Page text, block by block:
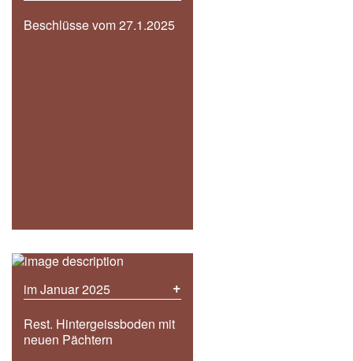
Beschlüsse vom 27.1.2025
im Januar 2025 +
Rest. Hintergeissboden mit
neuen Pächtern